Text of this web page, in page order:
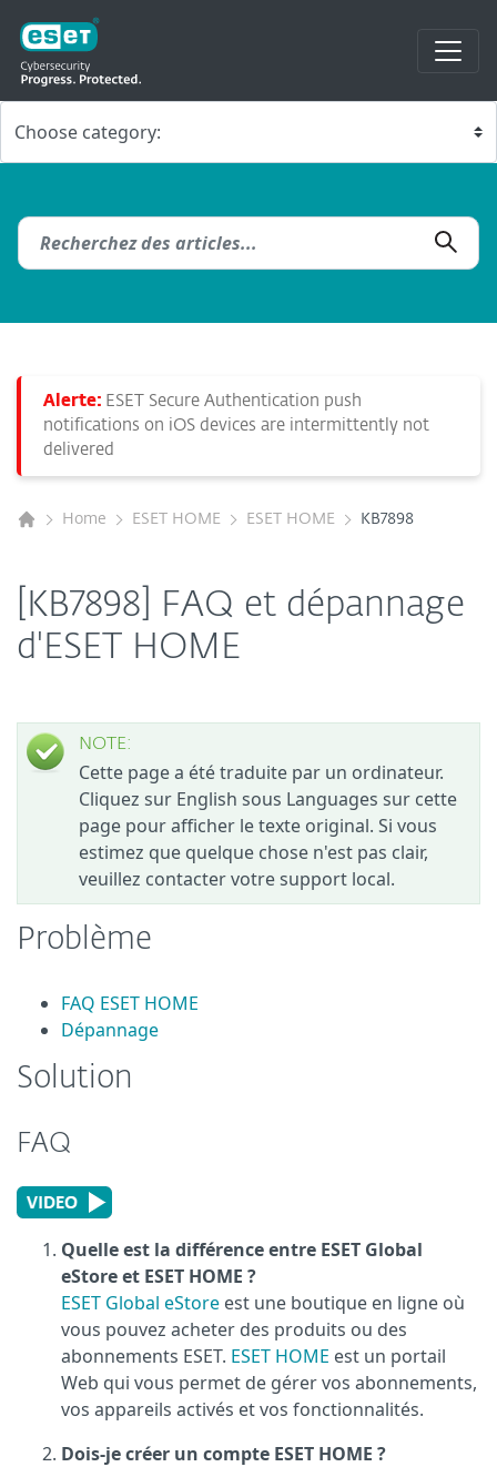
Alerte: ESET Secure Authentication push
notifications on iOS devices are intermittently not
delivered
Home ESET HOME ESET HOME KB7898
[KB7898] FAQ et dépannage
d'ESET HOME
NOTE:
Cette page a été traduite par un ordinateur.
Cliquez sur English sous Languages sur cette
page pour afficher le texte original. Si vous
estimez que quelque chose n'est pas clair,
veuillez contacter votre support local.
Problème
FAQ ESET HOME
Dépannage
Solution
FAQ
Quelle est la différence entre ESET Global
eStore et ESET HOME ?
ESET Global eStore est une boutique en ligne où
vous pouvez acheter des produits ou des
abonnements ESET. ESET HOME est un portail
Web qui vous permet de gérer vos abonnements,
vos appareils activés et vos fonctionnalités.
Dois-je créer un compte ESET HOME ?